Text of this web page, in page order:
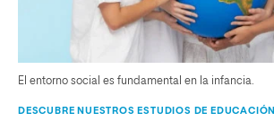
El entorno social es fundamental en la infancia.
DESCUBRE NUESTROS ESTUDIOS DE EDUCACIÓN